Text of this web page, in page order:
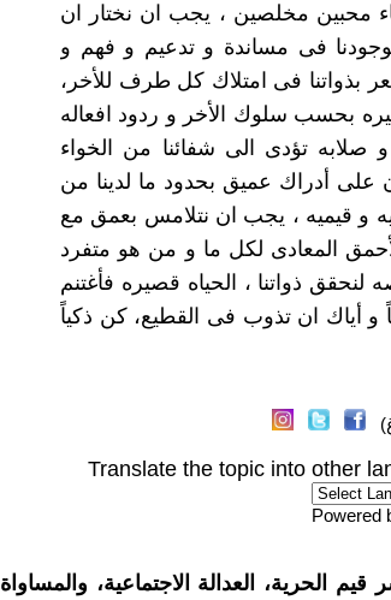
محبين مخلصين ، يجب ان نختار ان
فى مساندة و تدعيم و فهم و
بذواتنا فى امتلاك كل طرف للأخر،
بحسب سلوك الأخر و ردود افعاله
تؤدى الى شفائنا من الخواء
أدراك عميق بحدود ما لدينا من
قيميه ، يجب ان نتلامس بعمق مع
المعادى لكل ما و من هو متفرد
ذواتنا ، الحياه قصيره فأغتنم
و أياك ان تذوب فى القطيع، كن ذكياً
Translate the topic into other
Powered
العدالة الاجتماعية، والمساواة